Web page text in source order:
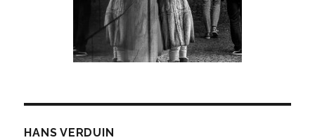
HANS VERDUIN